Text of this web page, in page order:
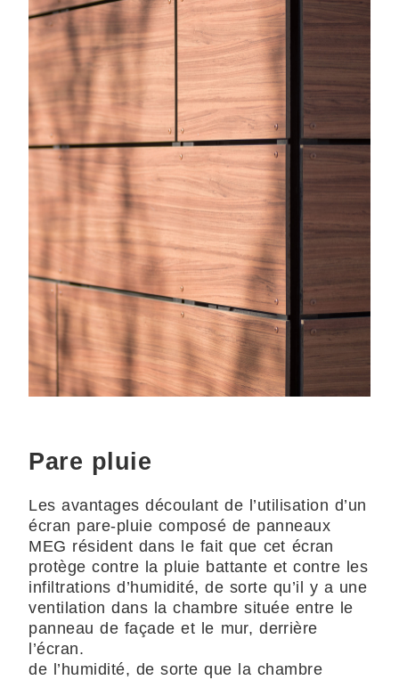
Pare pluie
Les avantages découlant de l’utilisation d’un
écran pare-pluie composé de panneaux
MEG résident dans le fait que cet écran
protège contre la pluie battante et contre les
infiltrations d’humidité, de sorte qu’il y a une
ventilation dans la chambre située entre le
panneau de façade et le mur, derrière
l’écran.
de l’humidité, de sorte que la chambre